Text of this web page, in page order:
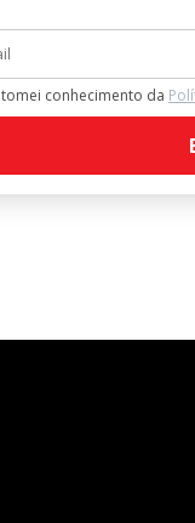
tomei conhecimento da